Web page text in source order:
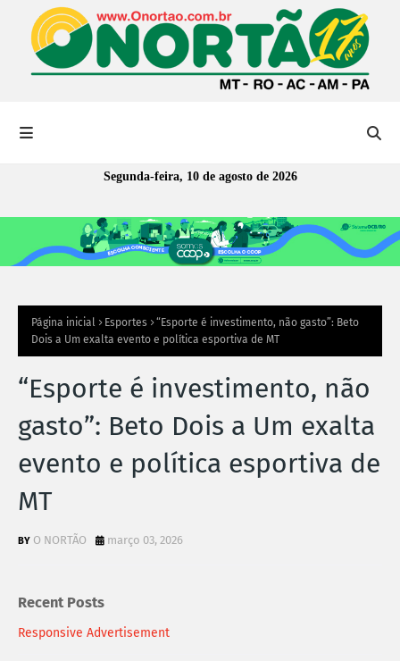
Segunda-feira, 10 de agosto de 2026
Página inicial Esportes
“Esporte é investimento, não gasto”: Beto
Dois a Um exalta evento e política esportiva de MT
“Esporte é investimento, não
gasto”: Beto Dois a Um exalta
evento e política esportiva de
MT
O NORTÃO março 03, 2026
Recent Posts
Responsive Advertisement